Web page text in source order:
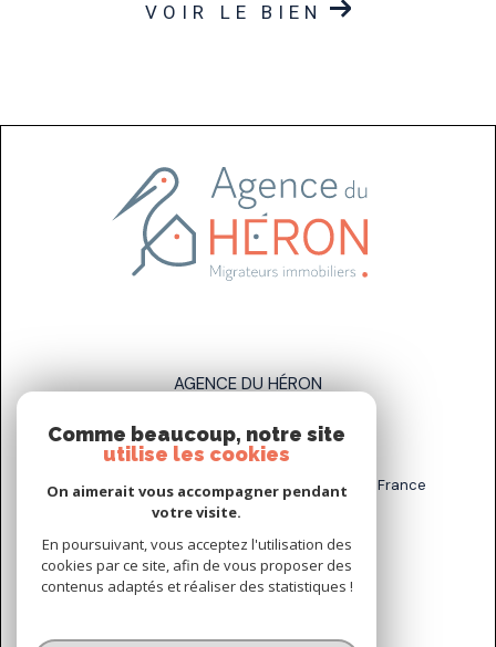
VOIR LE BIEN
AGENCE DU HÉRON
07 83 89 58 93
sarah.stahl@agenceduheron.fr
6 bis Rue de la Grande Maison, 77890 Arville, France
NOUS SUIVRE SUR
Comme beaucoup, notre site
utilise les cookies
On aimerait vous accompagner pendant
votre visite.
En poursuivant, vous acceptez l'utilisation des
cookies par ce site, afin de vous proposer des
contenus adaptés et réaliser des statistiques !